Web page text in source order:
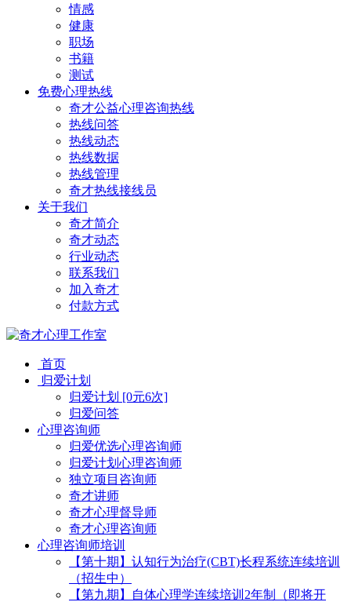
情感
健康
职场
书籍
测试
免费心理热线
奇才公益心理咨询热线
热线问答
热线动态
热线数据
热线管理
奇才热线接线员
关于我们
奇才简介
奇才动态
行业动态
联系我们
加入奇才
付款方式
首页
归爱计划
归爱计划 [0元6次]
归爱问答
心理咨询师
归爱优选心理咨询师
归爱计划心理咨询师
独立项目咨询师
奇才讲师
奇才心理督导师
奇才心理咨询师
心理咨询师培训
【第十期】认知行为治疗(CBT)长程系统连续培训
（招生中）
【第九期】自体心理学连续培训2年制（即将开